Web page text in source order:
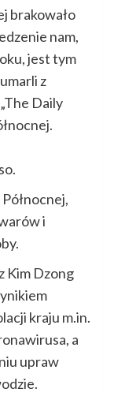
brakowało
nam,
jest tym
z
Daily
i
Kim Dzong
kraju m.in.
a
upraw